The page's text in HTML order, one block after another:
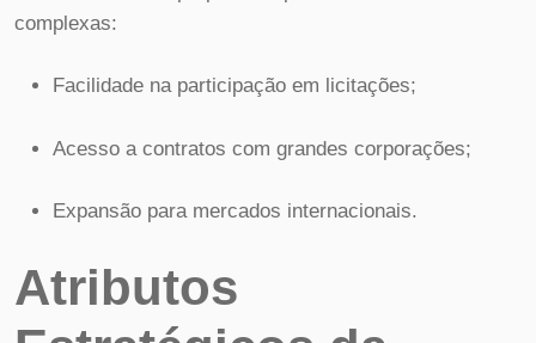
complexas:
Facilidade na participação em licitações;
Acesso a contratos com grandes corporações;
Expansão para mercados internacionais.
Atributos